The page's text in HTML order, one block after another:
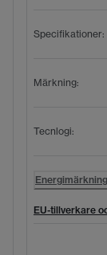
Specifikationer:
Märkning:
Tecnlogi:
Energimärkning
EU-tillverkare